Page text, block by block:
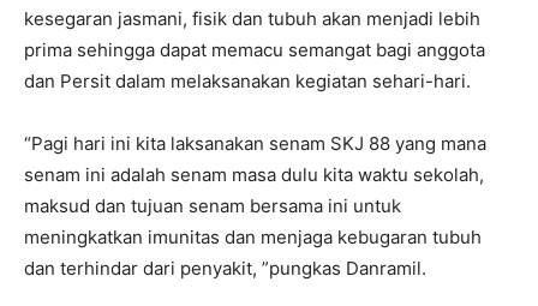
kesegaran jasmani, fisik dan tubuh akan menjadi lebih
prima sehingga dapat memacu semangat bagi anggota
dan Persit dalam melaksanakan kegiatan sehari-hari.
“Pagi hari ini kita laksanakan senam SKJ 88 yang mana
senam ini adalah senam masa dulu kita waktu sekolah,
maksud dan tujuan senam bersama ini untuk
meningkatkan imunitas dan menjaga kebugaran tubuh
dan terhindar dari penyakit, ”pungkas Danramil.